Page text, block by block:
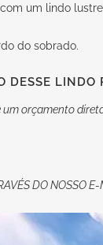
um lindo
do sobrado.
DESSE LINDO
orçamento
DO NOSSO